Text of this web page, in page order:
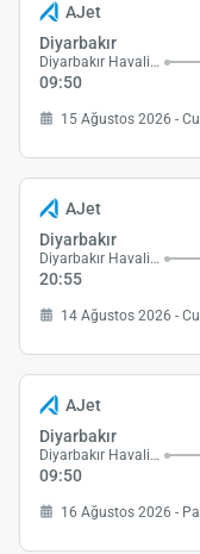
AJet
Diyarbakır
Diyarbakır Havalimanı
09:50
15 Ağustos 2026 -
AJet
Diyarbakır
Diyarbakır Havalimanı
20:55
14 Ağustos 2026 -
AJet
Diyarbakır
Diyarbakır Havalimanı
09:50
16 Ağustos 2026 -